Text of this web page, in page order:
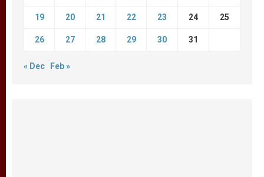
19 20 21 22 23 24 25
26 27 28 29 30 31
« Dec Feb »